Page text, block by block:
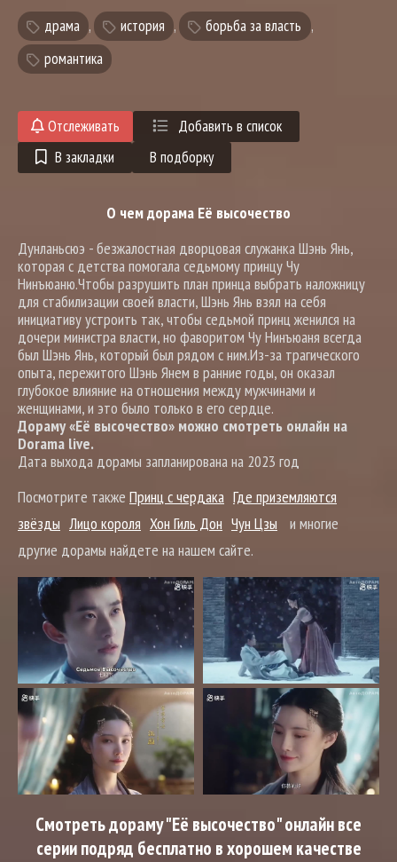
драма , история , борьба за власть ,
романтика
Отслеживать
Добавить в список
В закладки
В подборку
О чем дорама Её высочество
Дунланьсюэ - безжалостная дворцовая служанка Шэнь Янь,
которая с детства помогала седьмому принцу Чу
Нинъюаню.Чтобы разрушить план принца выбрать наложницу
для стабилизации своей власти, Шэнь Янь взял на себя
инициативу устроить так, чтобы седьмой принц женился на
дочери министра власти, но фаворитом Чу Нинъюаня всегда
был Шэнь Янь, который был рядом с ним.Из-за трагического
опыта, пережитого Шэнь Янем в ранние годы, он оказал
глубокое влияние на отношения между мужчинами и
женщинами, и это было только в его сердце.
Дораму «Её высочество» можно смотреть онлайн на
Dorama live.
Дата выхода дорамы запланирована на 2023 год
Посмотрите также Принц с чердака Где приземляются
звёзды Лицо короля Хон Гиль Дон Чун Цзы
и многие
другие дорамы найдете на нашем сайте.
Смотреть дораму "Её высочество" онлайн все
серии подряд бесплатно в хорошем качестве